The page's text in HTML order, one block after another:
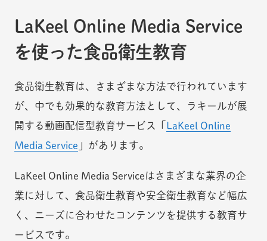
LaKeel Online Media Service
を使った食品衛生教育
食品衛生教育は、さまざまな方法で行われています
が、中でも効果的な教育方法として、ラキールが展
開する動画配信型教育サービス「 LaKeel Online
Media Service 」があります。
LaKeel Online Media Serviceはさまざまな業界の企
業に対して、食品衛生教育や安全衛生教育など幅広
く、ニーズに合わせたコンテンツを提供する教育サ
ービスです。